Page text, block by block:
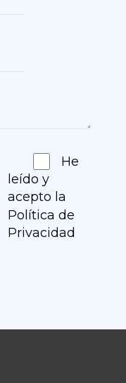
He
leído y
acepto la
Política de
Privacidad